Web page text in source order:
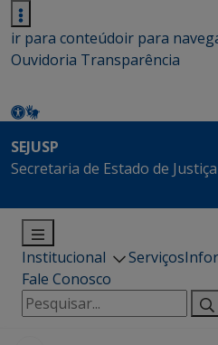
ir para conteúdoir para
Ouvidoria Transparência
SEJUSP
Secretaria de Estado de
Institucional Serviços
Fale Conosco
Pesquisar
por: